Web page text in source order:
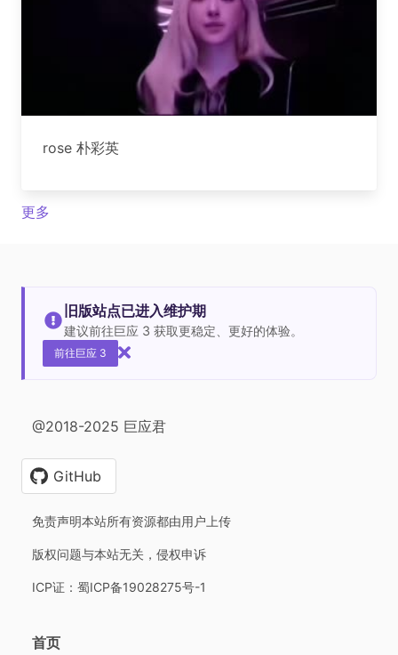
rose 朴彩英
更多
旧版站点已进入维护期
建议前往巨应 3 获取更稳定、更好的体验。
前往巨应 3
@2018-2025 巨应君
GitHub
免责声明本站所有资源都由用户上传
版权问题与本站无关，侵权申诉
ICP证：蜀ICP备19028275号-1
首页